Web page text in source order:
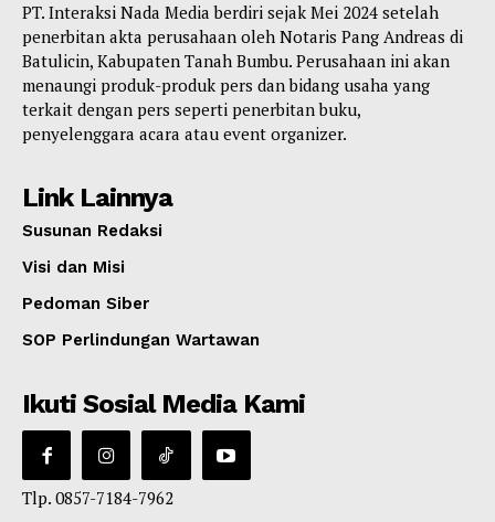
PT. Interaksi Nada Media berdiri sejak Mei 2024 setelah
penerbitan akta perusahaan oleh Notaris Pang Andreas di
Batulicin, Kabupaten Tanah Bumbu. Perusahaan ini akan
menaungi produk-produk pers dan bidang usaha yang
terkait dengan pers seperti penerbitan buku,
penyelenggara acara atau event organizer.
Link Lainnya
Susunan Redaksi
Visi dan Misi
Pedoman Siber
SOP Perlindungan Wartawan
Ikuti Sosial Media Kami
Tlp. 0857-7184-7962